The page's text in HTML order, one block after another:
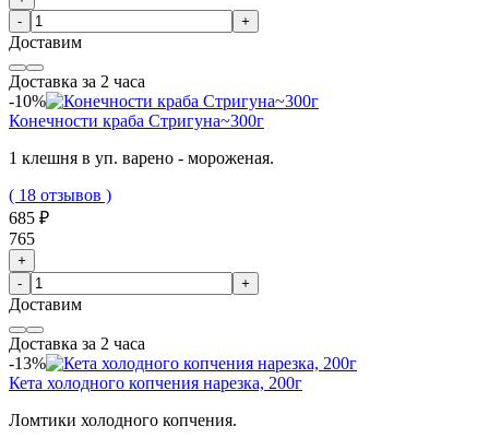
-
+
Доставим
Доставка за 2 часа
-10%
Конечности краба Стригуна~300г
1 клешня в уп. варено - мороженая.
( 18 отзывов )
685 ₽
765
+
-
+
Доставим
Доставка за 2 часа
-13%
Кета холодного копчения нарезка, 200г
Ломтики холодного копчения.